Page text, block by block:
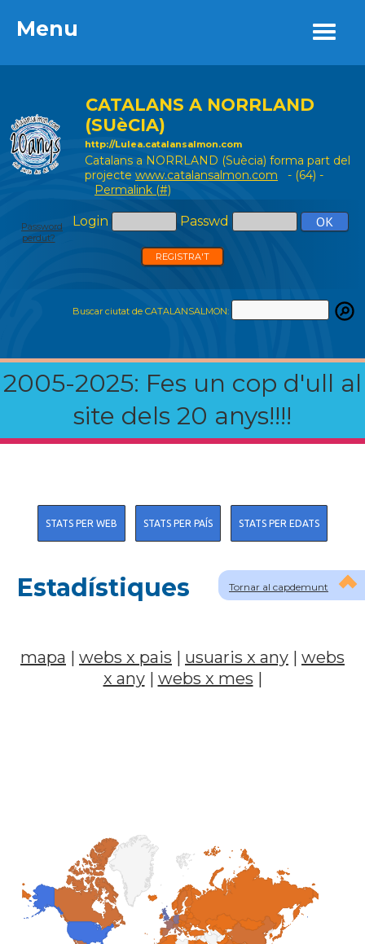
Menu
CATALANS A NORRLAND
(SUèCIA)
http://Lulea.catalansalmon.com
Catalans a NORRLAND (Suècia) forma part del
projecte www.catalansalmon.com - (64) -
Permalink (#)
Login Passwd
Password
perdut?
REGISTRA'T
Buscar ciutat de CATALANSALMON:
2005-2025: Fes un cop d'ull al
site dels 20 anys!!!!
Menu
Tornar al capdemunt
STATS PER WEB STATS PER PAÍS STATS PER EDATS
Estadístiques
mapa | webs x pais | usuaris x any | webs
x any| webs x mes |